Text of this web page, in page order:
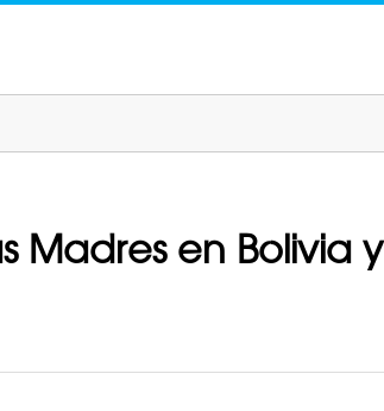
Madres en Bolivia y